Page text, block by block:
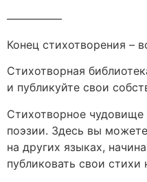
—————
Конец стихотворения –
Стихотворная
и публикуйте свои
Стихотворное
поэзии. Здесь вы
на других языках,
публиковать свои стихи